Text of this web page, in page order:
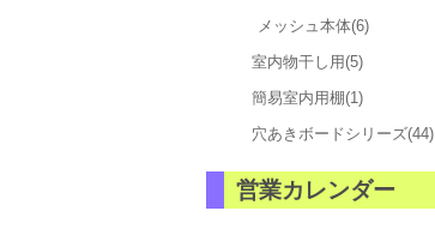
メッシュ本体(6)
室内物干し用(5)
簡易室内用棚(1)
穴あきボードシリーズ(44)
営業カレンダー